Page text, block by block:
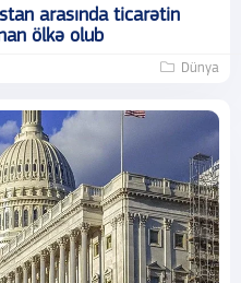
arasında ticarətin
ölkə olub
Dünya